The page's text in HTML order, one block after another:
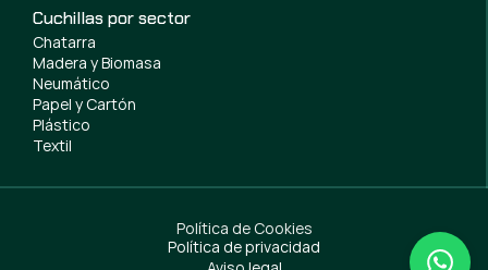
Cuchillas por sector
Chatarra
Madera y Biomasa
Neumático
Papel y Cartón
Plástico
Textil
Política de Cookies
Política de privacidad